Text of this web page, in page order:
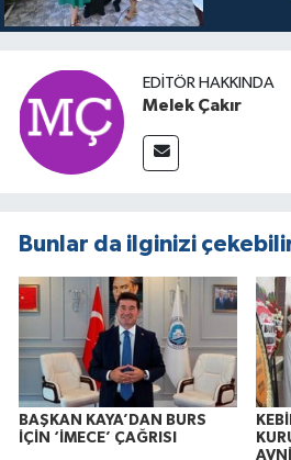
buluşuyo
EDITÖR HAKKINDA
Melek Çakır
Bunlar da ilginizi
BAŞKAN KAYA’DAN BURS
İÇİN ‘İMECE’ ÇAĞRISI